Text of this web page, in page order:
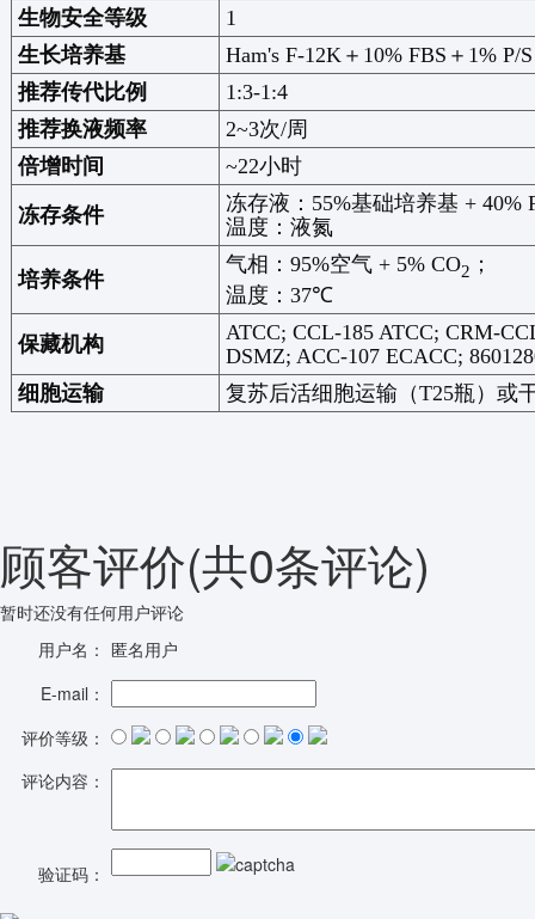
生物安全等级
1
生长培养基
Ham's F-12K＋ 10% FBS ＋ 1% P/S
推荐传代比例
1:3-1:4
推荐换液频率
2~3次/周
倍增时间
~22小时
冻存条件 冻存液： 55%基础培养基 + 40%
温度：液氮
培养条件
气相： 95%空气+ 5% CO2 ；
温度： 37℃
保藏机构
ATCC; CCL-185 ATCC; CRM-
DSMZ; ACC-107 ECACC;
细胞运输
复苏后活细胞运输（T25瓶）或
顾客评价(共0条评论)
暂时还没有任何用户评论
用户名： 匿名用户
E-mail：
评价等级：
评论内容：
验证码：